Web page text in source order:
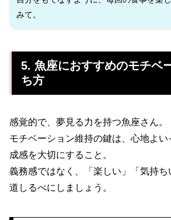
みて。
5. 魚座におすすめのモチベ
ち方
感覚的で、夢見る力を持つ魚座さん。
モチベーション維持の鍵は、心地よ
成感を大切にすること。
義務感ではなく、「楽しい」「気持
道しるべにしましょう。